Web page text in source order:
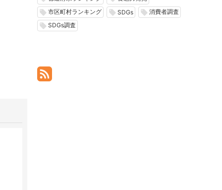
local_offer 市区町村ランキング local_offer SDGs local_offer 消費者調査
local_offer SDGs調査